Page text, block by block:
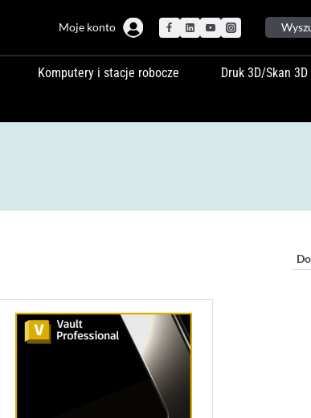
Moje konto
Komputery i stacje robocze Druk 3D/Skan 3D